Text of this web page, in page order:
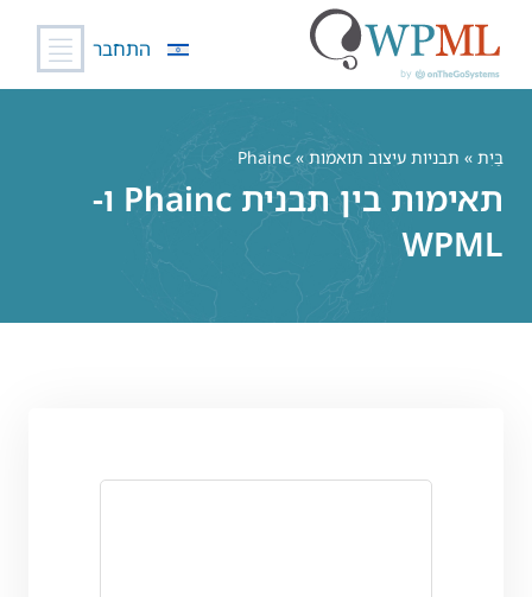
התחבר
בַּיִת » תבניות עיצוב תואמות » Phainc
תאימות בין תבנית Phainc ו-
WPML